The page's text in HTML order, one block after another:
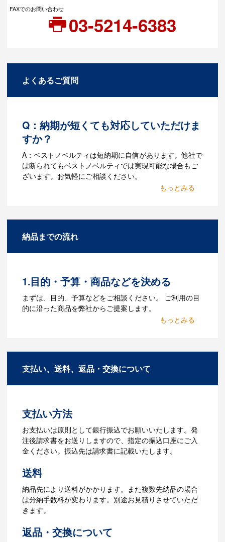
FAXでのお問い合わせ
03-5214-6383
よくあるご質問
Q：納期が短くても対応していただけま
すか？
A：ベストノベルティは短納期に自信があります。他社で
は断られてもベストノベルティでは実現可能な場合もご
ざいます。お気軽にご相談ください。
があります。Adobe illustratorのaiファイ
Q：ウェブサイトに掲載され
ていないオリジナルのノベル
タマイズが可能です。お気軽にご相談く
納品までの流れ
1.目的・予算・商品などを決める
まずは、目的、予算などをご相談ください。 ご利用の目
的に沿った商品を弊社からご提案します。
お見積を弊社からお出しします。
3.発注・データ入稿
ら、ご注文書をお送りします。
【名入れをする場合】名入れに必要なデ
ータをご入稿頂き、名入れイメージをデ
ータでご確認いただきます。
4.納品
【名入れをする場合】データのご入稿後
３週間程度で納品となります。
【名入れなしの場合】在庫がある場合、3
～5営業日程度で納品となります。
ご利用ガイドをもっとみる
支払い、送料、返品・交換について
支払い方法
お支払いは原則として銀行振込でお願いいたします。発
注後請求書をお送りしますので、指定の振込口座にご入
金ください。振込先は請求書に記載いたします。
送料
納品先により送料がかかります。また複数先納品の場合
は分納手数料が変わります。別途お見積りさせていただ
きます。
返品・交換について